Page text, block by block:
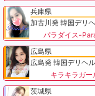
兵庫県
加古川発 韓国デリ
パラダイス-
広島県
広島発 韓国デリヘル
キラキラガー
茨城県